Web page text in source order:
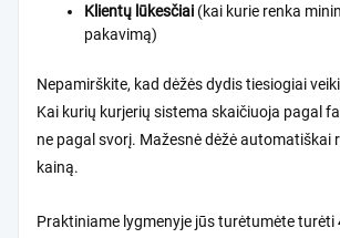
Klientų lūkesčiai (kai kurie renka
pakavimą)
Nepamirškite, kad dėžės dydis tiesiogiai
Kai kurių kurjerių sistema skaičiuoja pagal
ne pagal svorį. Mažesnė dėžė automatiškai
kainą.
Praktiniame lygmenyje jūs turėtumėte turėti